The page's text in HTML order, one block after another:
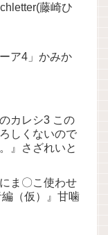
藤崎ひ
ア4」かみか
カレシ3 この
しくないので
』さざれいと
ま〇こ使わせ
（仮）』甘噛